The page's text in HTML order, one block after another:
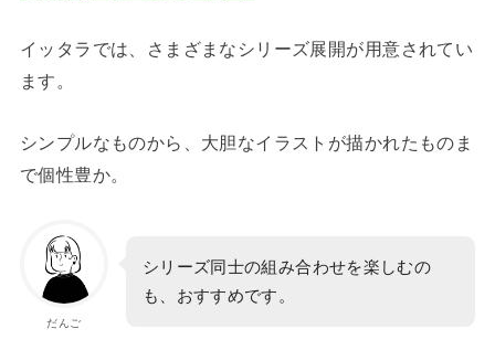
イッタラでは、さまざまなシリーズ展開が用意されてい
ます。
シンプルなものから、大胆なイラストが描かれたものま
で個性豊か。
だんご
シリーズ同士の組み合わせを楽しむの
も、おすすめです。